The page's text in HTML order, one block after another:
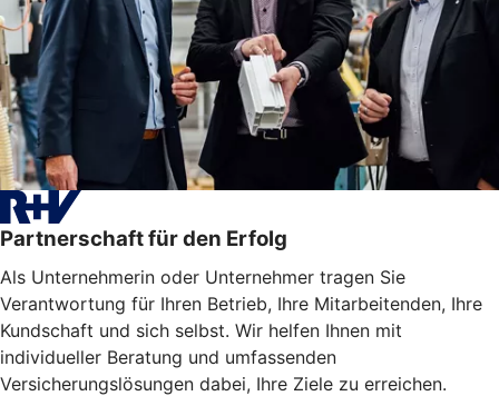
Partnerschaft für den Erfolg
Als Unternehmerin oder Unternehmer tragen Sie
Verantwortung für Ihren Betrieb, Ihre Mitarbeitenden, Ihre
Kundschaft und sich selbst. Wir helfen Ihnen mit
individueller Beratung und umfassenden
Versicherungslösungen dabei, Ihre Ziele zu erreichen.